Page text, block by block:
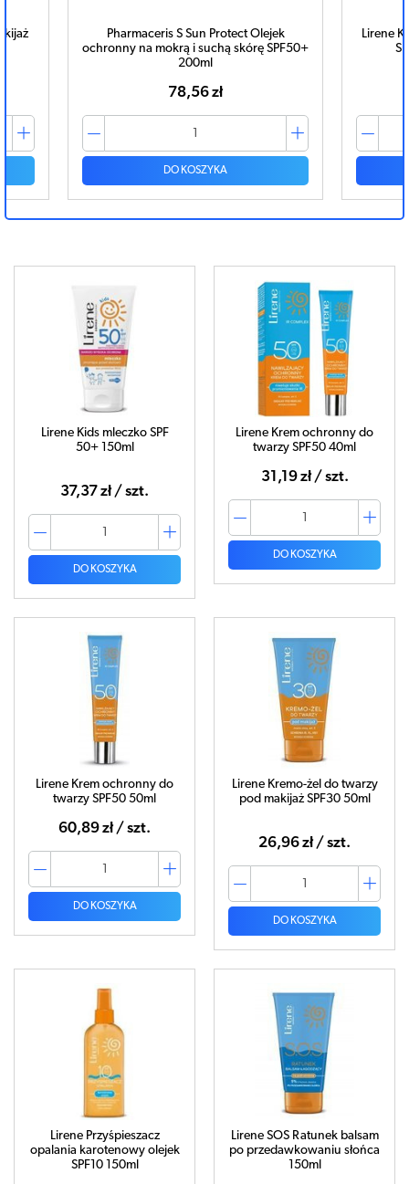
Pharmaceris S Sun Protect Olejek
ochronny na mokrą i suchą skórę SPF50+
200ml
78,56 zł
DO KOSZYKA
Lirene
Lirene Kids mleczko SPF
50+ 150ml
37,37 zł / szt.
DO KOSZYKA
Lirene Krem ochronny do
twarzy SPF50 40ml
31,19 zł / szt.
DO KOSZYKA
Lirene Krem ochronny do
twarzy SPF50 50ml
60,89 zł / szt.
DO KOSZYKA
Lirene Kremo-żel do twarzy
pod makijaż SPF30 50ml
26,96 zł / szt.
DO KOSZYKA
Lirene Przyśpieszacz
opalania karotenowy olejek
SPF10 150ml
Lirene SOS Ratunek balsam
po przedawkowaniu słońca
150ml